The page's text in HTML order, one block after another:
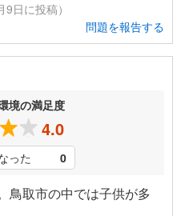
日に投稿）
問題を報告する
境の満足度
4.0
った 0
鳥取市の中では子供が多